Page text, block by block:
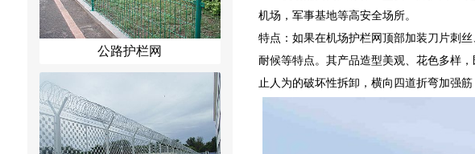
公路护栏网
机场，军事基地等高安全场所。
特点：如果在机场护栏网顶部加装刀片刺
耐候等特点。其产品造型美观、花色多样
止人为的破坏性拆卸，横向四道折弯加强